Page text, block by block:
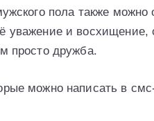
пола также
и восхищение,
просто дружба.
можно написать в